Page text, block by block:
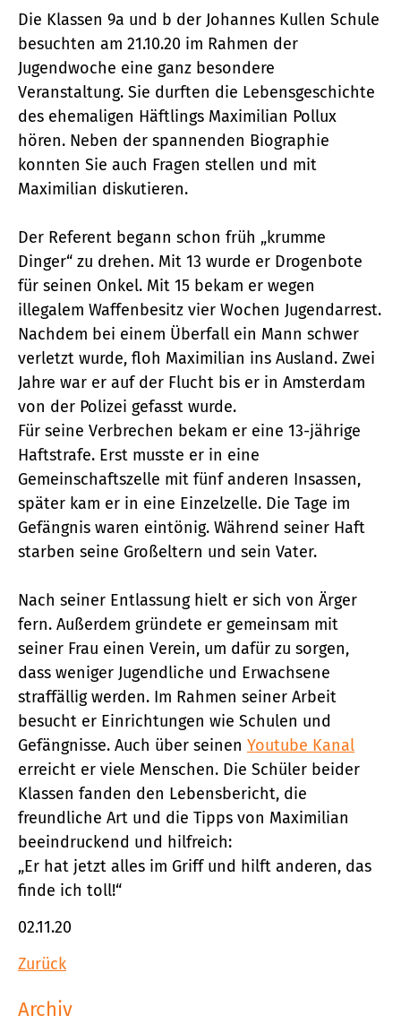
Die Klassen 9a und b der Johannes Kullen Schule
besuchten am 21.10.20 im Rahmen der
Jugendwoche eine ganz besondere
Veranstaltung. Sie durften die Lebensgeschichte
des ehemaligen Häftlings Maximilian Pollux
hören. Neben der spannenden Biographie
konnten Sie auch Fragen stellen und mit
Maximilian diskutieren.
Der Referent begann schon früh „krumme
Dinger“ zu drehen. Mit 13 wurde er Drogenbote
für seinen Onkel. Mit 15 bekam er wegen
illegalem Waffenbesitz vier Wochen Jugendarrest.
Nachdem bei einem Überfall ein Mann schwer
verletzt wurde, floh Maximilian ins Ausland. Zwei
Jahre war er auf der Flucht bis er in Amsterdam
von der Polizei gefasst wurde.
Für seine Verbrechen bekam er eine 13-jährige
Haftstrafe. Erst musste er in eine
Gemeinschaftszelle mit fünf anderen Insassen,
später kam er in eine Einzelzelle. Die Tage im
Gefängnis waren eintönig. Während seiner Haft
starben seine Großeltern und sein Vater.
Nach seiner Entlassung hielt er sich von Ärger
fern. Außerdem gründete er gemeinsam mit
seiner Frau einen Verein, um dafür zu sorgen,
dass weniger Jugendliche und Erwachsene
straffällig werden. Im Rahmen seiner Arbeit
besucht er Einrichtungen wie Schulen und
Gefängnisse. Auch über seinen Youtube Kanal
erreicht er viele Menschen. Die Schüler beider
Klassen fanden den Lebensbericht, die
freundliche Art und die Tipps von Maximilian
beeindruckend und hilfreich:
„Er hat jetzt alles im Griff und hilft anderen, das
finde ich toll!“
02.11.20
Zurück
Archiv